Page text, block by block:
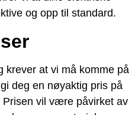
og opp til standard.
krever at vi må komme på
deg en nøyaktig pris på
vil være påvirket av